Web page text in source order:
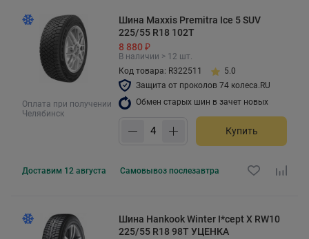
Оплата при получении
Челябинск
Шина Maxxis Premitra Ice 5 SUV
225/55 R18 102T
8 880 ₽
В наличии > 12 шт.
Код товара: R322511
5.0
Защита от проколов 74 колеса.RU
Обмен старых шин в зачет новых
Купить
Доставим 12 августа Самовывоз послезавтра
Шина Hankook Winter I*cept X RW10
225/55 R18 98T УЦЕНКА